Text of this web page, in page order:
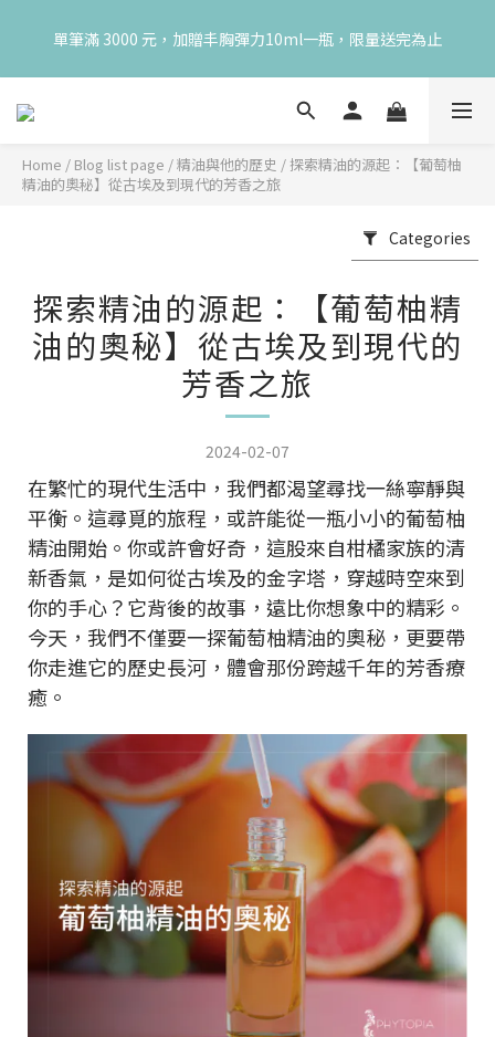
隨身瓶，再享超值滿額贈 👉
單筆滿 3000 元，加贈丰胸彈力10ml一瓶，限量送完為止
😍 8月慶典！250ml 無痛/深呼吸/橙花開賣！獨享 68 折再送 20ml
Home / Blog list page /精油與他的歷史 / 探索精油的源起：【葡萄柚
精油的奧秘】從古埃及到現代的芳香之旅
Categories
探索精油的源起：【葡萄柚精
油的奧秘】從古埃及到現代的
芳香之旅
2024-02-07
在繁忙的現代生活中，我們都渴望尋找一絲寧靜與
平衡。這尋覓的旅程，或許能從一瓶小小的葡萄柚
精油開始。你或許會好奇，這股來自柑橘家族的清
新香氣，是如何從古埃及的金字塔，穿越時空來到
你的手心？它背後的故事，遠比你想象中的精彩。
今天，我們不僅要一探葡萄柚精油的奧秘，更要帶
你走進它的歷史長河，體會那份跨越千年的芳香療
癒。